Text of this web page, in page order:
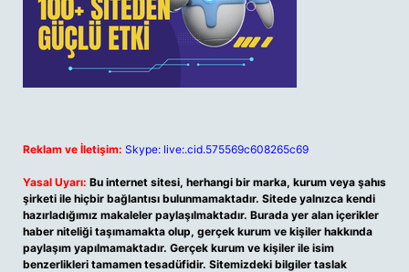
Reklam ve İletişim: Skype: live:.cid.575569c608265c69
Yasal Uyarı: Bu internet sitesi, herhangi bir marka, kurum veya şahıs
şirketi ile hiçbir bağlantısı bulunmamaktadır. Sitede yalnızca kendi
hazırladığımız makaleler paylaşılmaktadır. Burada yer alan içerikler
haber niteliği taşımamakta olup, gerçek kurum ve kişiler hakkında
paylaşım yapılmamaktadır. Gerçek kurum ve kişiler ile isim
benzerlikleri tamamen tesadüfidir. Sitemizdeki bilgiler taslak